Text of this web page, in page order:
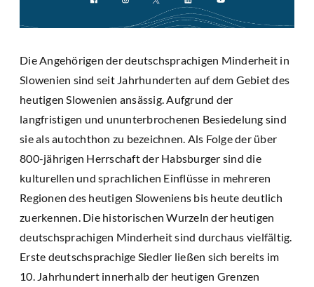
Die Angehörigen der deutschsprachigen Minderheit in
Slowenien sind seit Jahrhunderten auf dem Gebiet des
heutigen Slowenien ansässig. Aufgrund der
langfristigen und ununterbrochenen Besiedelung sind
sie als autochthon zu bezeichnen. Als Folge der über
800-jährigen Herrschaft der Habsburger sind die
kulturellen und sprachlichen Einflüsse in mehreren
Regionen des heutigen Sloweniens bis heute deutlich
zuerkennen. Die historischen Wurzeln der heutigen
deutschsprachigen Minderheit sind durchaus vielfältig.
Erste deutschsprachige Siedler ließen sich bereits im
10. Jahrhundert innerhalb der heutigen Grenzen